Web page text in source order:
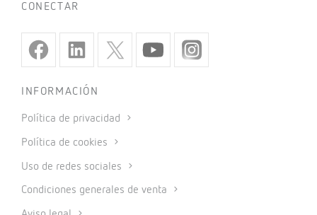
CONECTAR
INFORMACIÓN
Política de privacidad
Política de cookies
Uso de redes sociales
Condiciones generales de venta